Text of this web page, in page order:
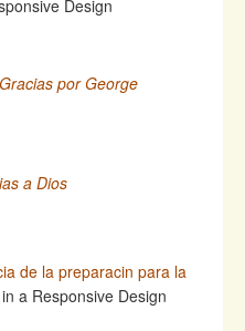
por George
a Dios
de la preparacin para la